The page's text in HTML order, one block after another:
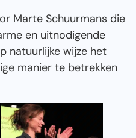
Marte Schuurmans die
en uitnodigende
natuurlijke wijze het
manier te betrekken